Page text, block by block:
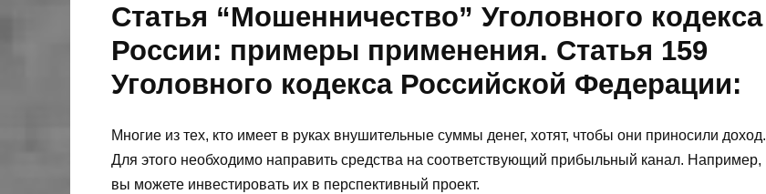
Статья “Мошенничество” Уголовного кодекса
России: примеры применения. Статья 159
Уголовного кодекса Российской Федерации:
Многие из тех, кто имеет в руках внушительные суммы денег, хотят, чтобы они приносили доход.
Для этого необходимо направить средства на соответствующий прибыльный канал. Например,
вы можете инвестировать их в перспективный проект.